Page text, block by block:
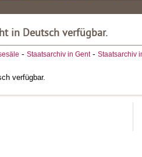
in Deutsch verfügbar.
- Staatsarchiv in Gent- Staatsarchiv
verfügbar.